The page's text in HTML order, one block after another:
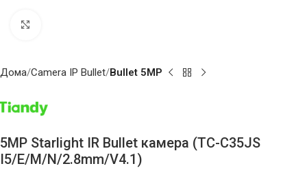
Дома Camera IP Bullet Bullet 5MP
5MP Starlight IR Bullet камера (TC-C35JS
I5/E/M/N/2.8mm/V4.1)